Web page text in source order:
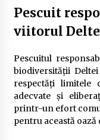
Pescuit
viitorul
Pescuitul
biodiversității
respectăți limitele
adecvate și
printr-un efort
pentru această